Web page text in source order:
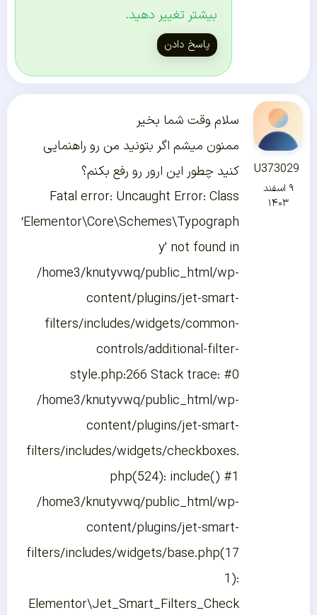
بیشتر تغییر دهید.
پاسخ دادن
U373029
۹ اسفند
۱۴۰۳
سلام وقت شما بخیر
ممنون میشم اگر بتونید من رو راهنمایی
کنید چطور این ارور رو رفع بکنم؟
Fatal error: Uncaught Error: Class
‘Elementor\Core\Schemes\Typograph
y’ not found in
/home3/knutyvwq/public_html/wp-
content/plugins/jet-smart-
filters/includes/widgets/common-
controls/additional-filter-
style.php:266 Stack trace: #0
/home3/knutyvwq/public_html/wp-
content/plugins/jet-smart-
filters/includes/widgets/checkboxes.
php(524): include() #1
/home3/knutyvwq/public_html/wp-
content/plugins/jet-smart-
filters/includes/widgets/base.php(17
1):
Elementor\Jet_Smart_Filters_Check